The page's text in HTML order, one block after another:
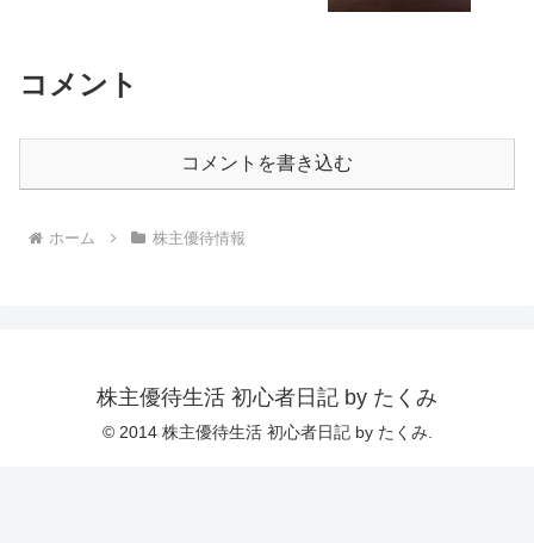
コメント
コメントを書き込む
ホーム 株主優待情報
株主優待生活 初心者日記 by たくみ
© 2014 株主優待生活 初心者日記 by たくみ.